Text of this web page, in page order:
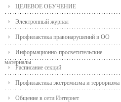
ЦЕЛЕВОЕ ОБУЧЕНИЕ
Электронный журнал
Профилактика правонарушений в ОО
Информационно-просветительские
материалы
Расписание секций
Профилактика экстремизма и терроризма
Общение в сети Интернет